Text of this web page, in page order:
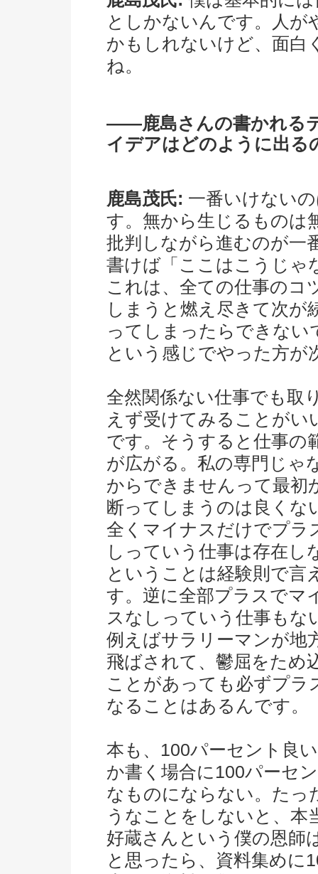
としかないんです。人が
かもしれないけど、面白
ね。
――鹿島さんの書かれる
イデアはどのように出る
鹿島茂氏: 一番いけない
す。無から生じるものは
批判しながら進むのが一
書けば「ここはこうじゃ
これは、全ての仕事のコ
しまうと燃え尽きて次が
ってしまったらできな
という感じでやった方が
全然関係ない仕事でも取
えず受けてみることがい
です。そうすると仕事の
が広がる。私の専門じゃ
からできませんって最初
断ってしまうのは良くな
全くマイナスだけでプラ
しっていう仕事は存在し
ということは経験則で言
す。逆に全部プラスでマ
スなしっていう仕事もな
例えばサラリーマンが地
飛ばされて、鬱屈をため
ことがあっても必ずプラ
なることはあるんです。
本も、100パーセント良
か書く場合に100パーセ
なものにならない。たっ
うなことをしないと、本
好蔵さんという僕の恩師
と思ったら、資料集めに